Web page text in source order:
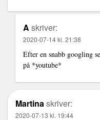
A skriver:
2020-07-14 kl. 21:38
Efter en snabb googling
på *youtube*
Martinaskriver:
2020-07-13 kl. 19:44